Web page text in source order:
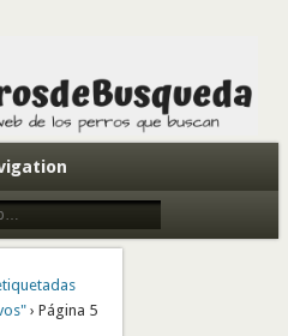
› Página 5